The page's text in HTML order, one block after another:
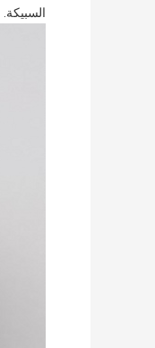
السبيكة.